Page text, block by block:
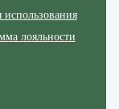
использования
лояльности